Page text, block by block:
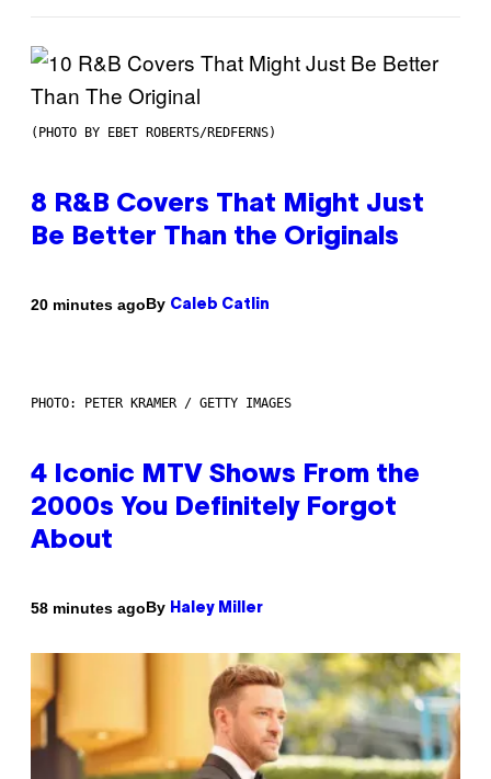
(PHOTO BY EBET ROBERTS/REDFERNS)
8 R&B Covers That Might Just
Be Better Than the Originals
20 minutes agoBy Caleb Catlin
PHOTO: PETER KRAMER / GETTY IMAGES
4 Iconic MTV Shows From the
2000s You Definitely Forgot
About
58 minutes agoBy Haley Miller